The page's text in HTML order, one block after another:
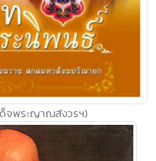
จพระญาณสังวรฯ)